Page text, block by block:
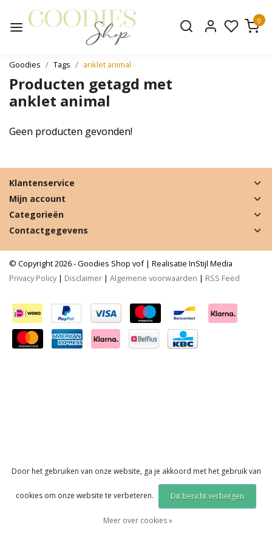
0
Goodies Tags anklet animal
Producten getagd met
anklet animal
Geen producten gevonden!
Klantenservice
Mijn account
Categorieën
Contactgegevens
© Copyright 2026 - Goodies Shop vof | Realisatie InStijl Media
Privacy Policy| Disclaimer | Algemene voorwaarden | RSS Feed
Door het gebruiken van onze website, ga je akkoord met het gebruik van
cookies om onze website te verbeteren. Dit bericht verbergen
Meer over cookies »